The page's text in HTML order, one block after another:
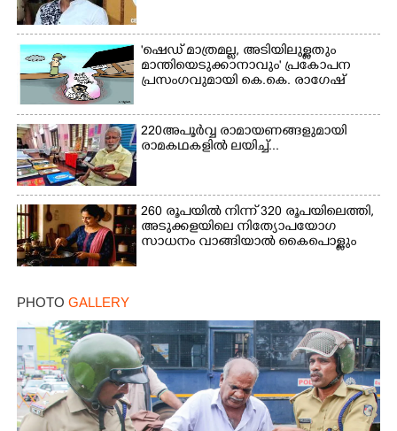
'ഷെഡ് മാത്രമല്ല, അടിയിലുള്ളതും
മാന്തിയെടുക്കാനാവും' പ്രകോപന
പ്രസംഗവുമായി കെ.കെ. രാഗേഷ്
220 അപൂർവ്വ രാമായണങ്ങളുമായി
രാമകഥകളിൽ ലയിച്ച്...
260 രൂപയിൽ നിന്ന് 320 രൂപയിലെത്തി,
അടുക്കളയിലെ നിത്യോപയോഗ
സാധനം വാങ്ങിയാൽ കൈപൊള്ളും
PHOTO GALLERY